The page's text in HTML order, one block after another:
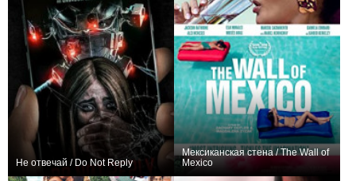
Не отвечай / Do Not Reply
Мексиканская стена / The Wall of
Mexico